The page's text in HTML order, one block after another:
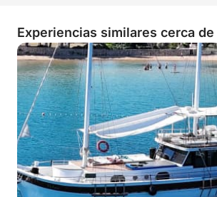
Experiencias similares cerca